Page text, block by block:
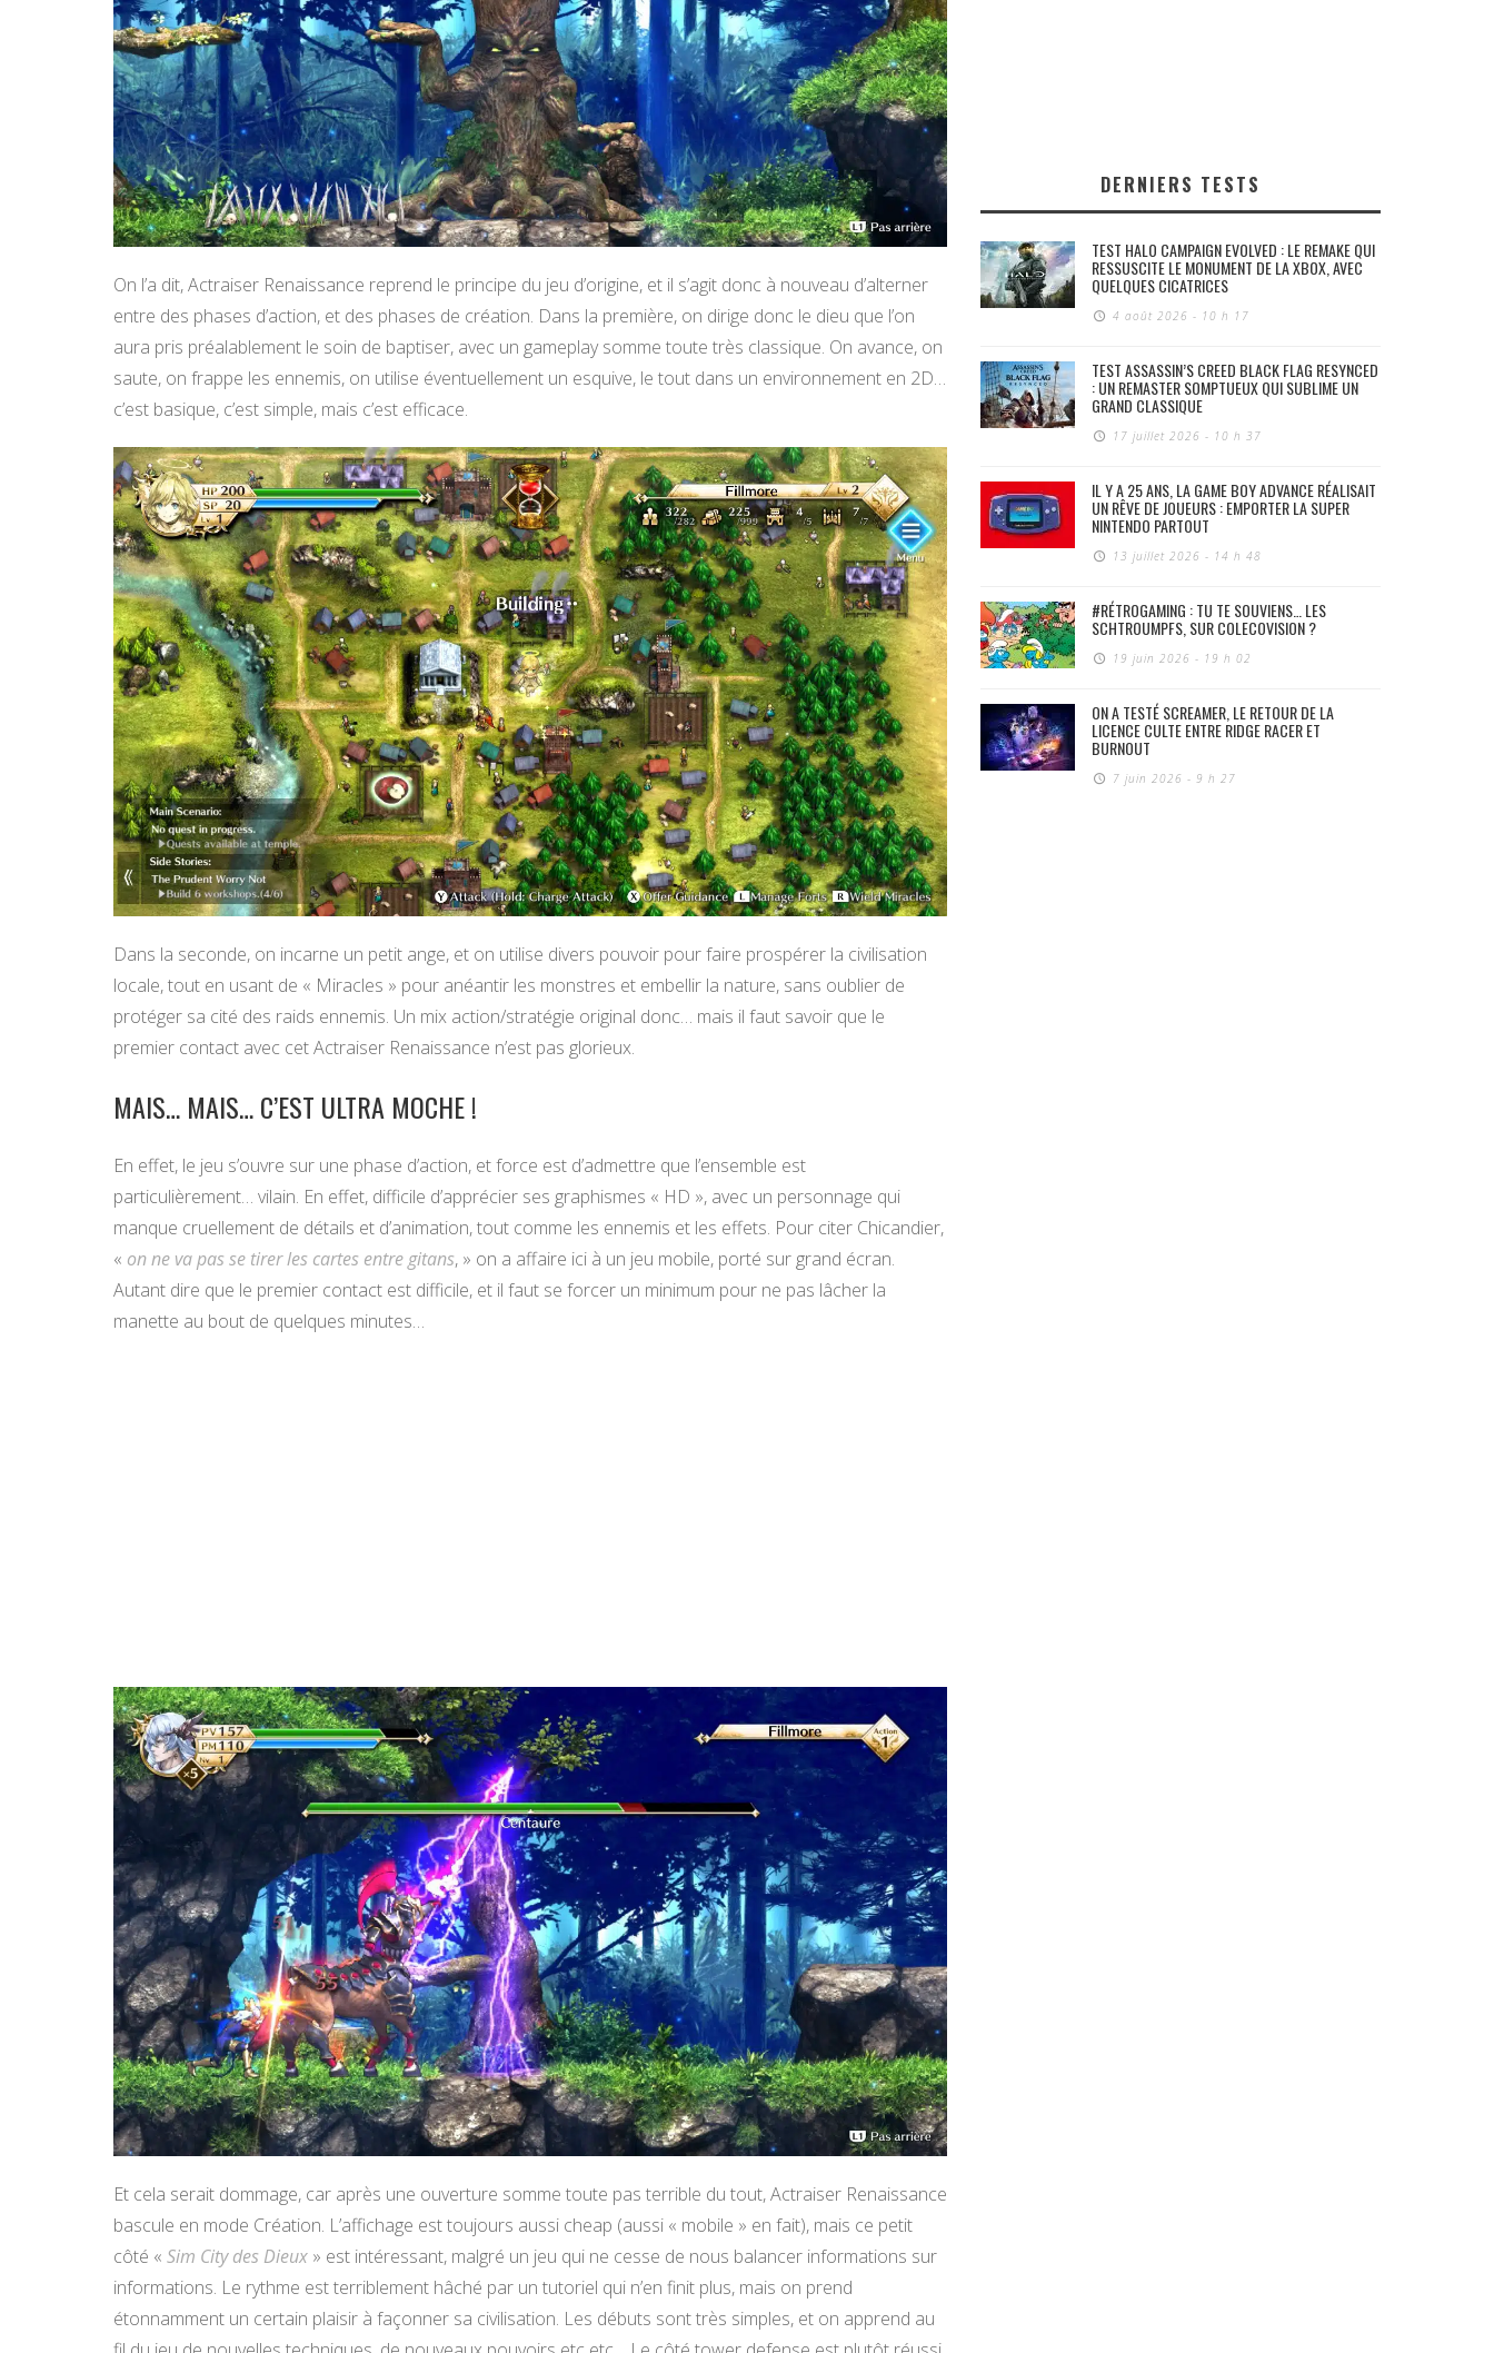
On l’a dit, Actraiser Renaissance reprend le principe du jeu d’origine, et il s’agit donc à nouveau d’alterner
entre des phases d’action, et des phases de création. Dans la première, on dirige donc le dieu que l’on
aura pris préalablement le soin de baptiser, avec un gameplay somme toute très classique. On avance, on
saute, on frappe les ennemis, on utilise éventuellement un esquive, le tout dans un environnement en 2D…
c’est basique, c’est simple, mais c’est efficace.
Dans la seconde, on incarne un petit ange, et on utilise divers pouvoir pour faire prospérer la civilisation
locale, tout en usant de « Miracles » pour anéantir les monstres et embellir la nature, sans oublier de
protéger sa cité des raids ennemis. Un mix action/stratégie original donc… mais il faut savoir que le
premier contact avec cet Actraiser Renaissance n’est pas glorieux.
MAIS… MAIS… C’EST ULTRA MOCHE !
En effet, le jeu s’ouvre sur une phase d’action, et force est d’admettre que l’ensemble est
particulièrement… vilain. En effet, difficile d’apprécier ses graphismes « HD », avec un personnage qui
manque cruellement de détails et d’animation, tout comme les ennemis et les effets. Pour citer Chicandier,
« on ne va pas se tirer les cartes entre gitans, » on a affaire ici à un jeu mobile, porté sur grand écran.
Autant dire que le premier contact est difficile, et il faut se forcer un minimum pour ne pas lâcher la
manette au bout de quelques minutes…
Et cela serait dommage, car après une ouverture somme toute pas terrible du tout, Actraiser Renaissance
bascule en mode Création. L’affichage est toujours aussi cheap (aussi « mobile » en fait), mais ce petit
côté « Sim City des Dieux » est intéressant, malgré un jeu qui ne cesse de nous balancer informations sur
informations. Le rythme est terriblement hâché par un tutoriel qui n’en finit plus, mais on prend
étonnamment un certain plaisir à façonner sa civilisation. Les débuts sont très simples, et on apprend au
DERNIERS TESTS
TEST HALO CAMPAIGN EVOLVED : LE REMAKE QUI
RESSUSCITE LE MONUMENT DE LA XBOX, AVEC
QUELQUES CICATRICES
4 août 2026 - 10 h 17
TEST ASSASSIN’S CREED BLACK FLAG RESYNCED
: UN REMASTER SOMPTUEUX QUI SUBLIME UN
GRAND CLASSIQUE
17 juillet 2026 - 10 h 37
IL Y A 25 ANS, LA GAME BOY ADVANCE RÉALISAIT
UN RÊVE DE JOUEURS : EMPORTER LA SUPER
NINTENDO PARTOUT
13 juillet 2026 - 14 h 48
#RÉTROGAMING : TU TE SOUVIENS… LES
SCHTROUMPFS, SUR COLECOVISION ?
19 juin 2026 - 19 h 02
ON A TESTÉ SCREAMER, LE RETOUR DE LA
LICENCE CULTE ENTRE RIDGE RACER ET
BURNOUT
7 juin 2026 - 9 h 27